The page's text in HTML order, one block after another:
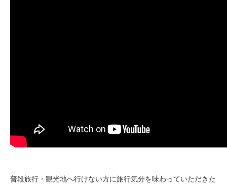
普段旅行・観光地へ行けない方に旅行気分を味わっていただきた